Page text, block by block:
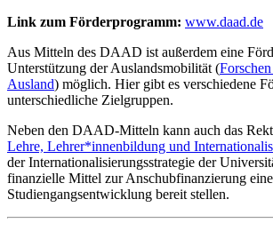
Link zum Förderprogramm: www.daad.de
Aus Mitteln des DAAD ist außerdem eine
Unterstützung der Auslandsmobilität (
Ausland) möglich. Hier gibt es verschiedene
unterschiedliche Zielgruppen.
Neben den DAAD-Mitteln kann auch das
Lehre, Lehrer*innenbildung und
der Internationalisierungsstrategie der
finanzielle Mittel zur Anschubfinanzierung
Studiengangsentwicklung bereit stellen.